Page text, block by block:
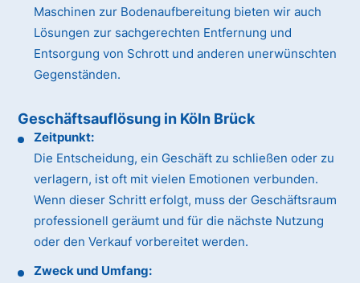
Maschinen zur Bodenaufbereitung bieten wir auch
Lösungen zur sachgerechten Entfernung und
Entsorgung von Schrott und anderen unerwünschten
Gegenständen.
Geschäftsauflösung in Köln Brück
Zeitpunkt:
Die Entscheidung, ein Geschäft zu schließen oder zu
verlagern, ist oft mit vielen Emotionen verbunden.
Wenn dieser Schritt erfolgt, muss der Geschäftsraum
professionell geräumt und für die nächste Nutzung
oder den Verkauf vorbereitet werden.
Zweck und Umfang: